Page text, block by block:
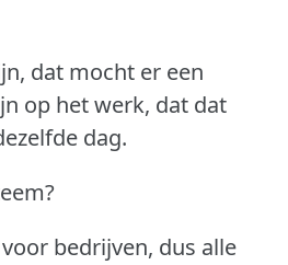
dat mocht er een
op het werk, dat dat
dag.
bedrijven, dus alle